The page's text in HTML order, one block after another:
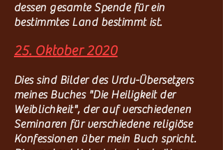
dessen gesamte Spende für ein
bestimmtes Land bestimmt ist.
25. Oktober 2020
Dies sind Bilder des Urdu-Übersetzers
meines Buches "Die Heiligkeit der
Weiblichkeit", der auf verschiedenen
Seminaren für verschiedene religiöse
Konfessionen über mein Buch spricht.